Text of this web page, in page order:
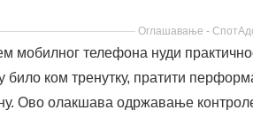
Оглашавање -
мобилног телефона нуди
било ком тренутку, пратити
Ово олакшава одржавање